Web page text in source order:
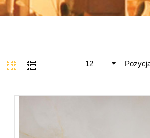
Pozycja
12